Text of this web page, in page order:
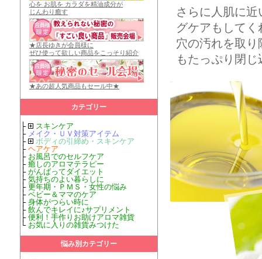
心を お肌を カラダを精油成分が
じんわり癒す
★店長ゆきが会員様に
ぜひ使って欲しい商品をこっそり紹介
★あの超人気商品もセール中★
カテゴリー
├
スキンケア
├ メイク・ＵＶ対策アイテム
├
ボディの引締め・スキンケア
├ ヘアケア
├ お風呂でのセルフケア
├ 癒しのアロマテラピー
├ がんばってダイエット
├ 気持ちのよい暮らしに
├ 更年期・ＰＭＳ・女性の悩み
├ ベビー＆ママのケア
├ 身体がつらい時に
├ 飲んでキレイに♪サプリメント
├ 便利！手作りお助けアロマ雑貨
└ お気に入りの雑貨みつけた
悩み別カテゴリー
さらに人肌に
グケアもして
穴の汚れを取
もたっぷり閉